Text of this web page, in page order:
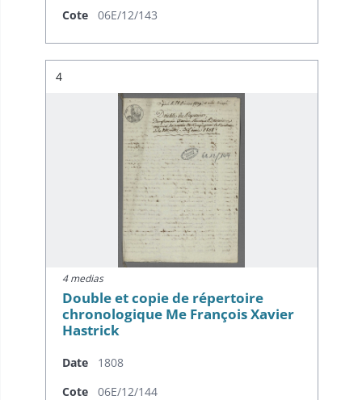
Cote
06E/12/143
Résultat n°
4
4 medias
Double et copie de répertoire
chronologique Me François Xavier
Hastrick
Date
1808
Cote
06E/12/144